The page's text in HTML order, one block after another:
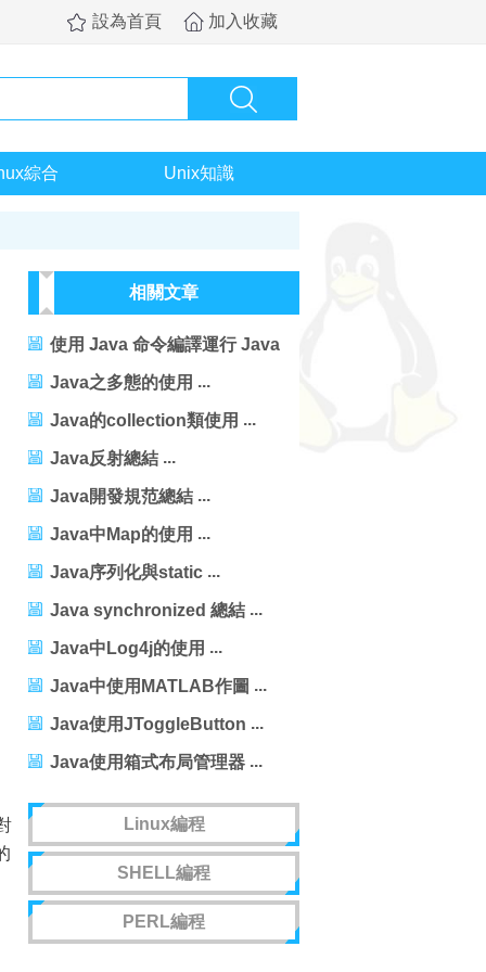
設為首頁 加入收藏
綜合 Unix知識
相關文章
使用 Java 命令編譯運行 Java
程序
Java之多態的使用
Java的collection類使用
Java反射總結
Java開發規范總結
Java中Map的使用
Java序列化與static
Java synchronized 總結
Java中Log4j的使用
Java中使用MATLAB作圖
Java使用JToggleButton
Java使用箱式布局管理器
Linux編程
SHELL編程
PERL編程